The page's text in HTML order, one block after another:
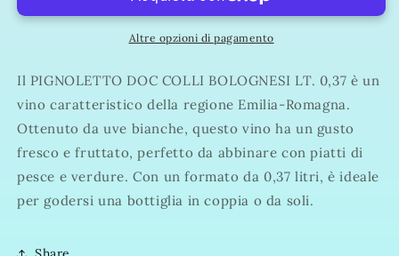
LT.
LT.
0,375
Altre opzioni di pagamento
Il PIGNOLETTO DOC COLLI BOLOGNESI LT. 0,37 è un
vino caratteristico della regione Emilia-Romagna.
Ottenuto da uve bianche, questo vino ha un gusto
fresco e fruttato, perfetto da abbinare con piatti di
pesce e verdure. Con un formato da 0,37 litri, è ideale
per godersi una bottiglia in coppia o da soli.